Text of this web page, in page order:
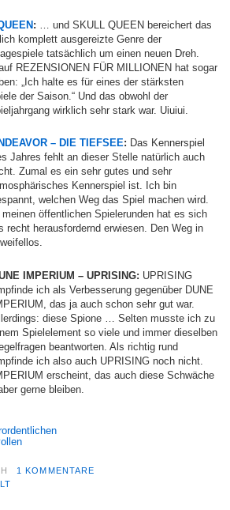
: … und SKULL QUEEN bereichert das
komplett ausgereizte Genre der
tatsächlich um einen neuen Dreh.
REZENSIONEN FÜR MILLIONEN hat sogar
„Ich halte es für eines der stärksten
der Saison.“ Und das obwohl der
wirklich sehr stark war. Uiuiui.
– DIE TIEFSEE: Das Kennerspiel
Jahres fehlt an dieser Stelle natürlich auch
Zumal es ein sehr gutes und sehr
Kennerspiel ist. Ich bin
welchen Weg das Spiel machen wird.
meinen öffentlichen Spielerunden hat es sich
recht herausfordernd erwiesen. Den Weg in
IMPERIUM – UPRISING: UPRISING
ich als Verbesserung gegenüber DUNE
das ja auch schon sehr gut war.
diese Spione … Selten musste ich zu
Spielelement so viele und immer dieselben
beantworten. Als richtig rund
ich also auch UPRISING noch nicht.
erscheint, das auch diese Schwäche
gerne bleiben.
1 KOMMENTARE